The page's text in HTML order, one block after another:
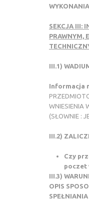
SEKCJA III:
PRAWNYM,
III.1)
Informacja
WNIESIENIA
(SŁOWNIE :
III.2)
Czy
poczet
III.3)
OPIS
SPEŁNIANIA